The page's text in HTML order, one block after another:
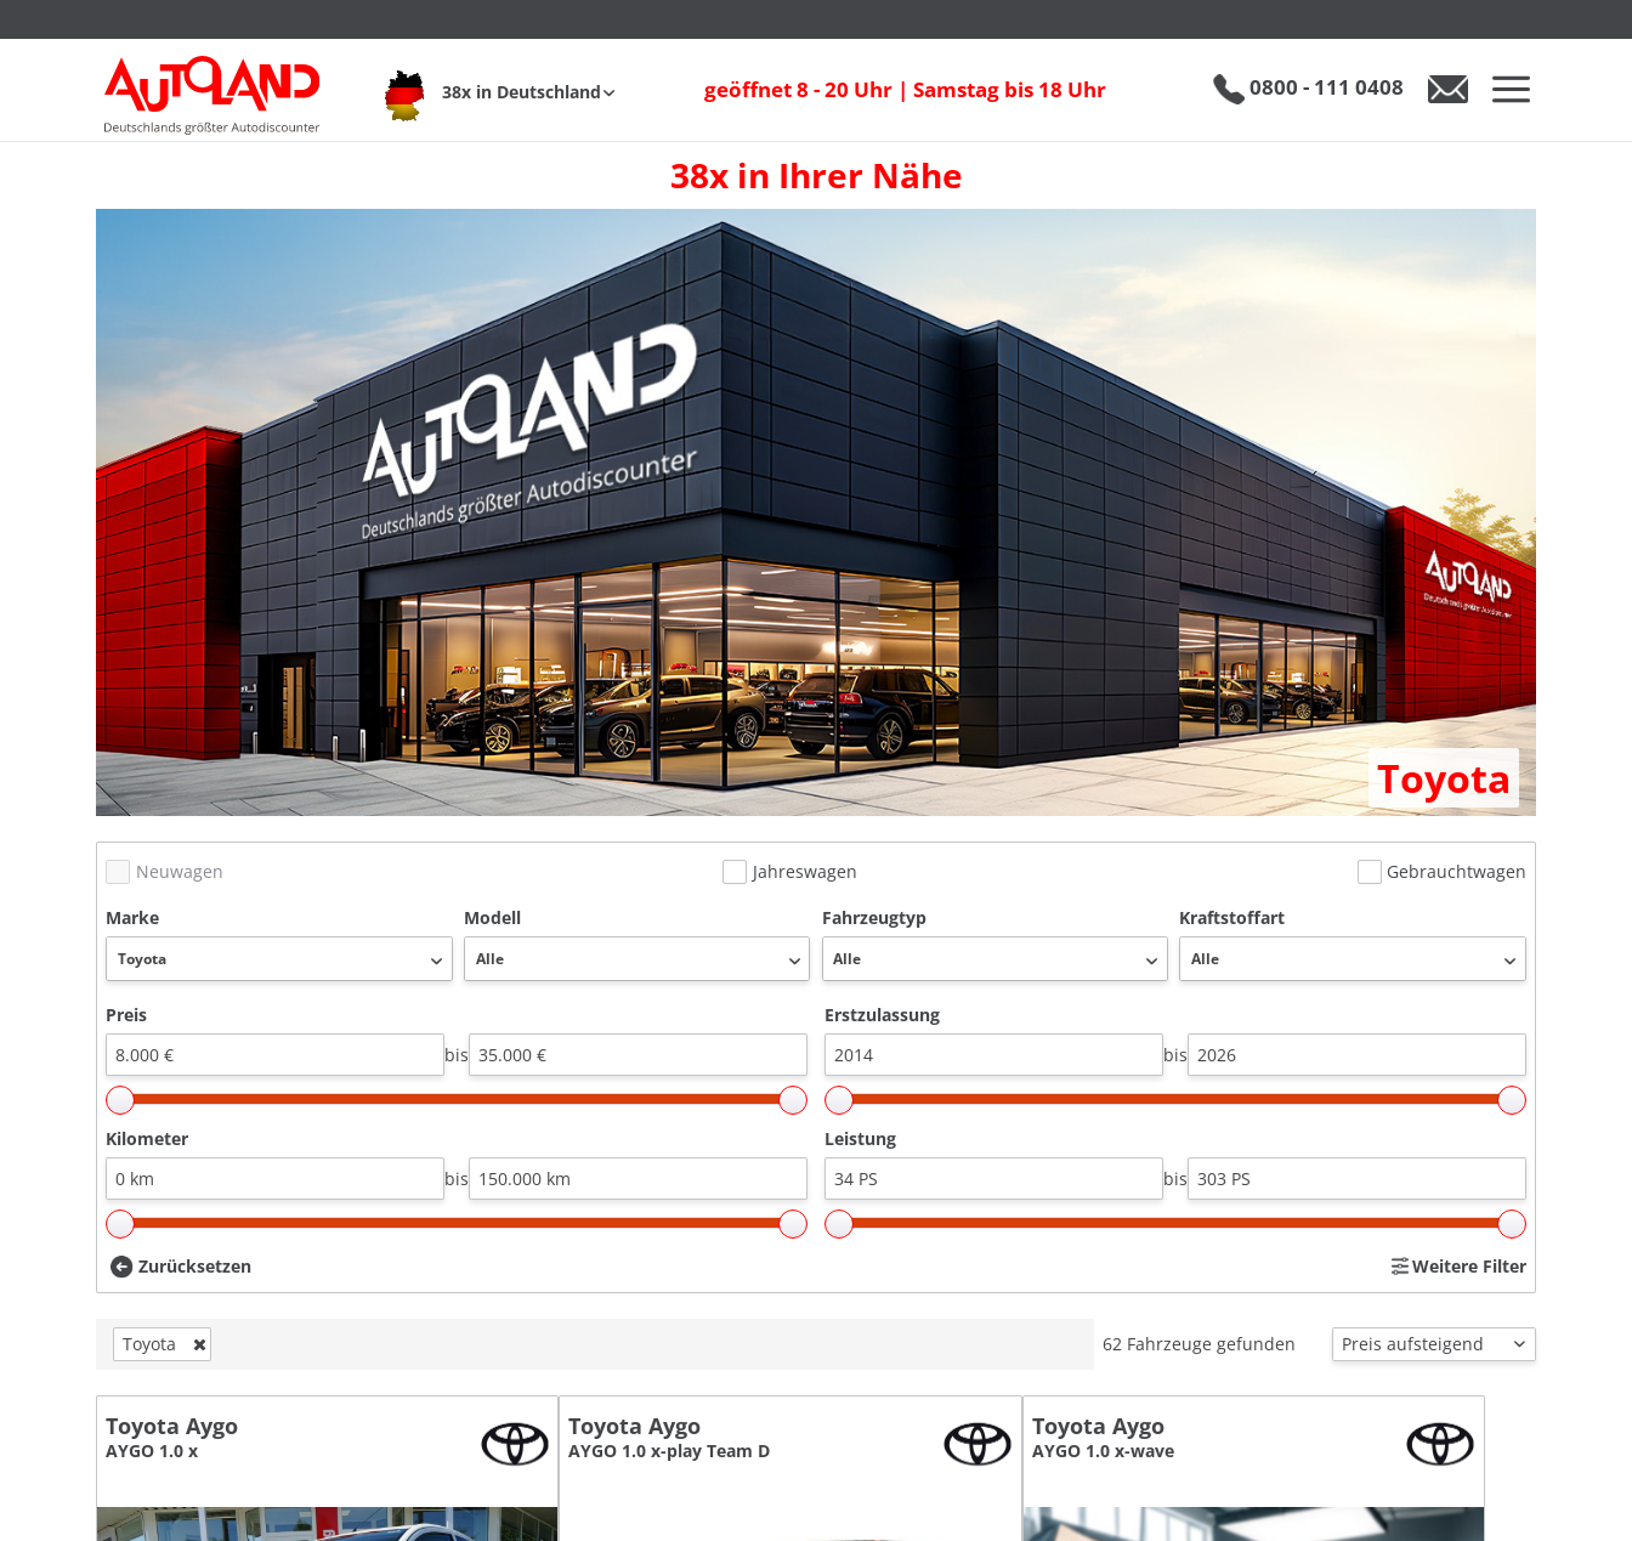
38x in Deutschland geöffnet 8 - 20 Uhr | Samstag bis 18 Uhr 0800 - 111 0408
38x in Ihrer Nähe
Toyota
Neuwagen Jahreswagen
Gebrauchtwagen
Marke
Modell Fahrzeugtyp Kraftstoffart
Preis
bis
Erstzulassung
bis
Kilometer
bis
Leistung
bis
Zurücksetzen Weitere Filter
Toyota 62 Fahrzeuge gefunden
Toyota Aygo
AYGO 1.0 x
Toyota Aygo
AYGO 1.0 x-play Team D
Toyota Aygo
AYGO 1.0 x-wave